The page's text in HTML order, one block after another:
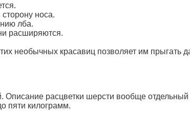
носа.
лба.
расширяются.
необычных красавиц позволяет им прыгать
расцветки шерсти вообще
пяти килограмм.